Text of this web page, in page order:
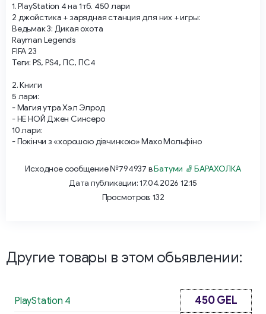
1. PlayStation 4 на 1тб. 450 лари
2 джойстика + зарядная станция для них + игры:
Ведьмак 3: Дикая охота
Rayman Legends
FIFA 23
Теги: PS, PS4, ПС, ПС4
2. Книги
5 лари:
- Магия утра Хэл Элрод
- НЕ НОЙ Джен Синсеро
10 лари:
- Покінчи з «хорошою дівчинкою» Махо Мольфіно
Исходное сообщение №794937 вБатуми 🧦 БАРАХОЛКА
Дата публикации: 17.04.2026 12:15
Просмотров: 132
Другие товары в этом обьявлении:
PlayStation 4 450 GEL